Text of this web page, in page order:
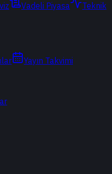
Vadeli Piyasa
Teknik
Yayın Takvimi